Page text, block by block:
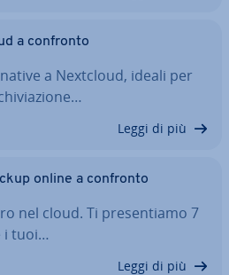
a confronto
a Nextcloud, ideali per
Leggi di più
online a confronto
nel cloud. Ti pre­sen­tia­mo 7
i tuoi…
Leggi di più